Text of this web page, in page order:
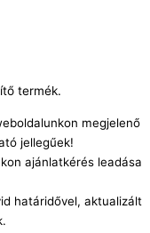
termék.
megjelenő
jellegűek!
ajánlatkérés leadása
határidővel, aktualizált